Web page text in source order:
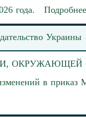
года.
Подробнее
Украины
ОКРУЖАЮЩЕЙ
в приказ